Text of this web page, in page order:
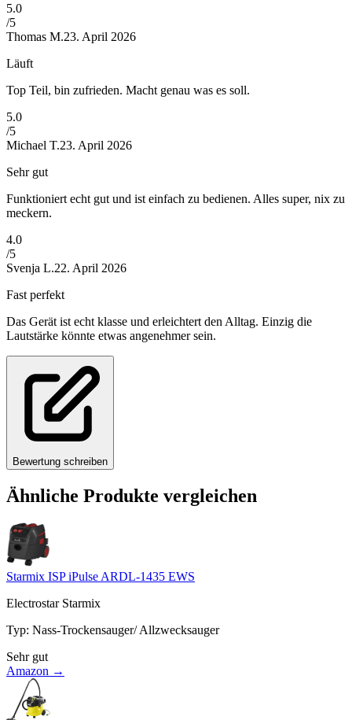
5.0
/5
Thomas M.23. April 2026
Läuft
Top Teil, bin zufrieden. Macht genau was es soll.
5.0
/5
Michael T.23. April 2026
Sehr gut
Funktioniert echt gut und ist einfach zu bedienen. Alles super, nix zu
meckern.
4.0
/5
Svenja L.22. April 2026
Fast perfekt
Das Gerät ist echt klasse und erleichtert den Alltag. Einzig die
Lautstärke könnte etwas angenehmer sein.
Bewertung schreiben
Ähnliche Produkte vergleichen
Starmix ISP iPulse ARDL-1435 EWS
Electrostar Starmix
Typ: Nass-Trockensauger/ Allzwecksauger
Sehr gut
Amazon →